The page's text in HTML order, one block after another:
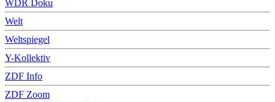
WDR Doku
Welt
Weltspiegel
Y-Kollektiv
ZDF Info
ZDF Zoom